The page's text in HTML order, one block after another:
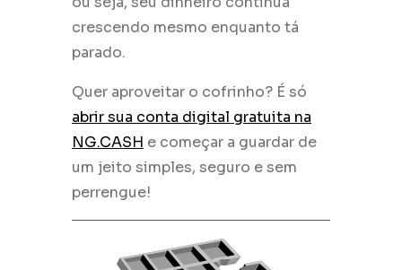
crescendo mesmo enquanto tá
parado.
Quer aproveitar o cofrinho? É só
abrir sua conta digital gratuita na
NG.CASH e começar a guardar de
um jeito simples, seguro e sem
perrengue!